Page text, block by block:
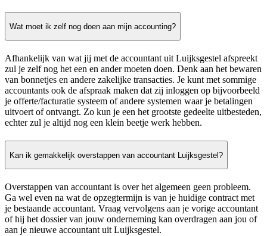
Wat moet ik zelf nog doen aan mijn accounting?
Afhankelijk van wat jij met de accountant uit Luijksgestel afspreekt
zul je zelf nog het een en ander moeten doen. Denk aan het bewaren
van bonnetjes en andere zakelijke transacties. Je kunt met sommige
accountants ook de afspraak maken dat zij inloggen op bijvoorbeeld
je offerte/facturatie systeem of andere systemen waar je betalingen
uitvoert of ontvangt. Zo kun je een het grootste gedeelte uitbesteden,
echter zul je altijd nog een klein beetje werk hebben.
Kan ik gemakkelijk overstappen van accountant Luijksgestel?
Overstappen van accountant is over het algemeen geen probleem.
Ga wel even na wat de opzegtermijn is van je huidige contract met
je bestaande accountant. Vraag vervolgens aan je vorige accountant
of hij het dossier van jouw onderneming kan overdragen aan jou of
aan je nieuwe accountant uit Luijksgestel.